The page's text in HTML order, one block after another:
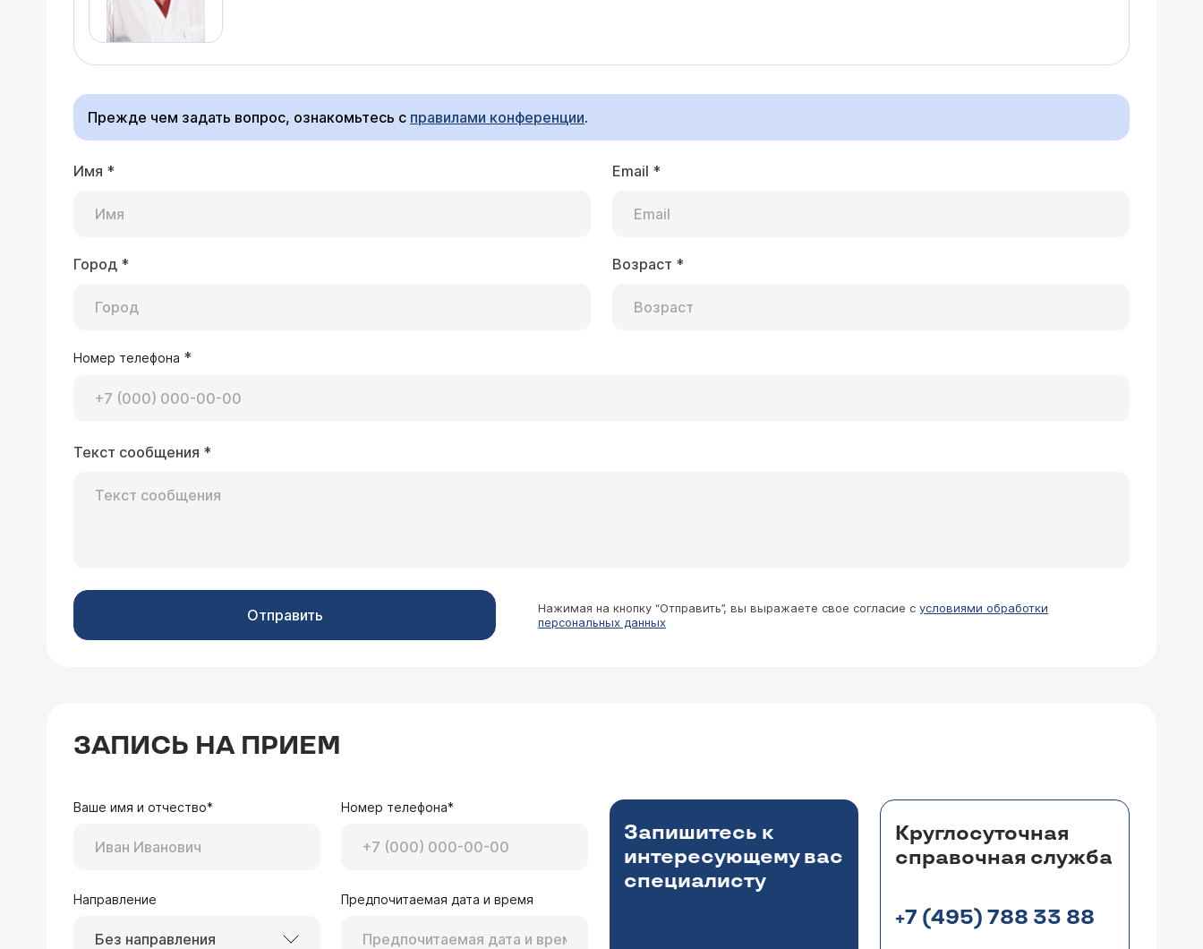
Прежде чем задать вопрос, ознакомьтесь с правилами конференции.
Имя * Email *
Город * Возраст *
Номер телефона *
Текст сообщения *
Отправить Нажимая на кнопку “Отправить”, вы выражаете свое согласие сусловиями обработки
персональных данных
ЗАПИСЬ НА ПРИЕМ
Ваше имя и отчество* Номер телефона*
Направление
Без направления
Предпочитаемая дата и время
Запишитесь к
интересующему вас
специалисту
Круглосуточная
справочная служба
+7 (495) 788 33 88